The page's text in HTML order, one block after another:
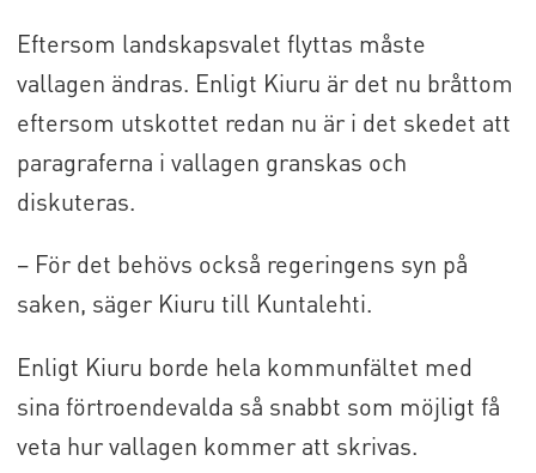
Eftersom landskapsvalet flyttas måste
vallagen ändras. Enligt Kiuru är det nu bråttom
eftersom utskottet redan nu är i det skedet att
paragraferna i vallagen granskas och
diskuteras.
– För det behövs också regeringens syn på
saken, säger Kiuru till Kuntalehti.
Enligt Kiuru borde hela kommunfältet med
sina förtroendevalda så snabbt som möjligt få
veta hur vallagen kommer att skrivas.